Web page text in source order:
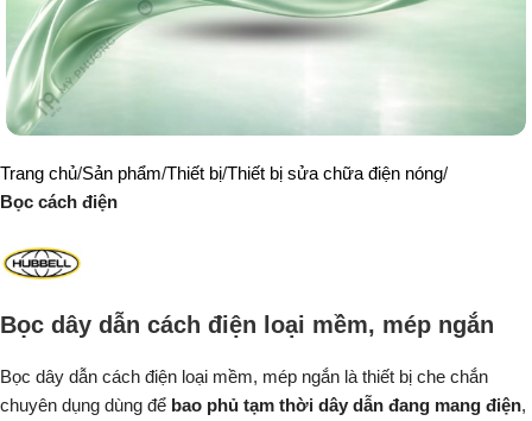
Trang chủ Sản phẩm Thiết bị Thiết bị sửa chữa điện nóng
Bọc cách điện
Bọc dây dẫn cách điện loại mềm, mép ngắn
Bọc dây dẫn cách điện loại mềm, mép ngắn là thiết bị che chắn
chuyên dụng dùng để bao phủ tạm thời dây dẫn đang mang điện,